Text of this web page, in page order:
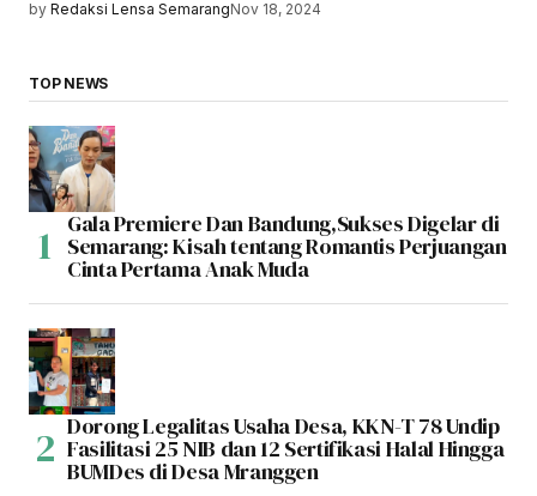
by Redaksi Lensa SemarangNov 18, 2024
TOP NEWS
Gala Premiere Dan Bandung,Sukses Digelar di
Semarang: Kisah tentang Romantis Perjuangan
Cinta Pertama Anak Muda
Dorong Legalitas Usaha Desa, KKN-T 78 Undip
Fasilitasi 25 NIB dan 12 Sertifikasi Halal Hingga
BUMDes di Desa Mranggen